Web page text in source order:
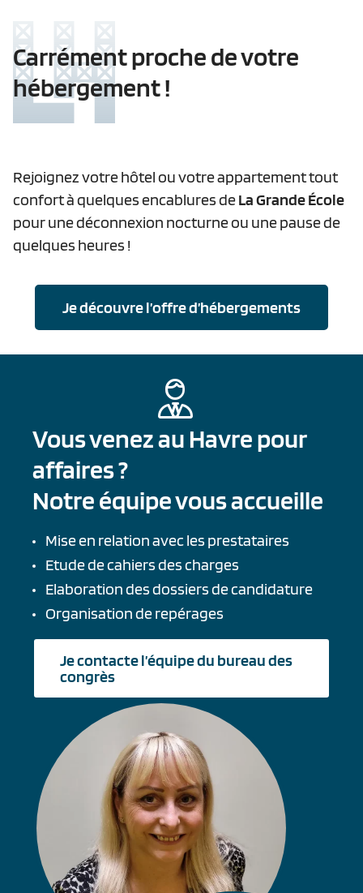
Carrément proche de votre
hébergement !
Rejoignez votre hôtel ou votre appartement tout
confort à quelques encablures deLa Grande École
pour une déconnexion nocturne ou une pause de
quelques heures !
Je découvre l’offre d’hébergements
Vous venez au Havre pour
affaires ?
Notre équipe vous accueille
Mise en relation avec les prestataires
Etude de cahiers des charges
Elaboration des dossiers de candidature
Organisation de repérages
Je contacte l’équipe du bureau des
congrès